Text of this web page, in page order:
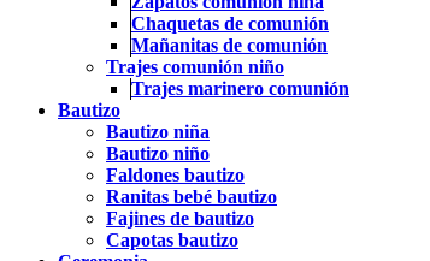
Chaquetas de comunión
Mañanitas de comunión
Trajes comunión niño
Trajes marinero comunión
Bautizo
Bautizo niña
Bautizo niño
Faldones bautizo
Ranitas bebé bautizo
Fajines de bautizo
Capotas bautizo